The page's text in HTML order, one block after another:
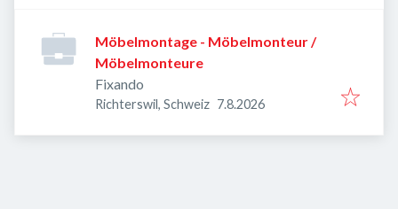
Möbelmontage - Möbelmonteur /
Möbelmonteure
Fixando
Richterswil, Schweiz Veröffentlicht
7.8.2026